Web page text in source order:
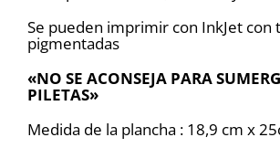
Se pueden imprimir con InkJet con
pigmentadas
«NO SE ACONSEJA PARA
PILETAS»
Medida de la plancha : 18,9 cm x